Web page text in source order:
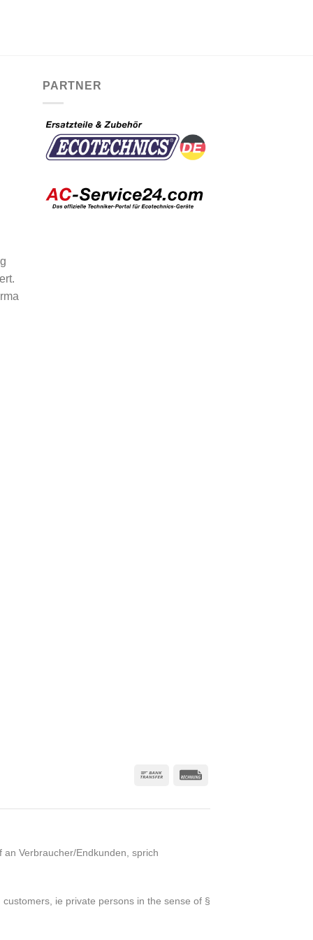
PARTNER
Verbraucher/Endkunden, sprich
ie private persons in the sense of §